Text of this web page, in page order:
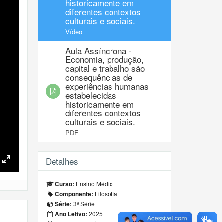
Fullscreen
historicamente em
diferentes contextos
culturais e sociais.
Vídeo
Aula Assíncrona -
Economia, produção,
capital e trabalho são
consequências de
experiências humanas
estabelecidas
historicamente em
diferentes contextos
culturais e sociais.
PDF
Detalhes
Curso: Ensino Médio
Componente: Filosofia
Série: 3ª Série
Ano Letivo: 2025